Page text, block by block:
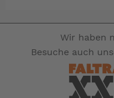
Wir haben
Besuche auch